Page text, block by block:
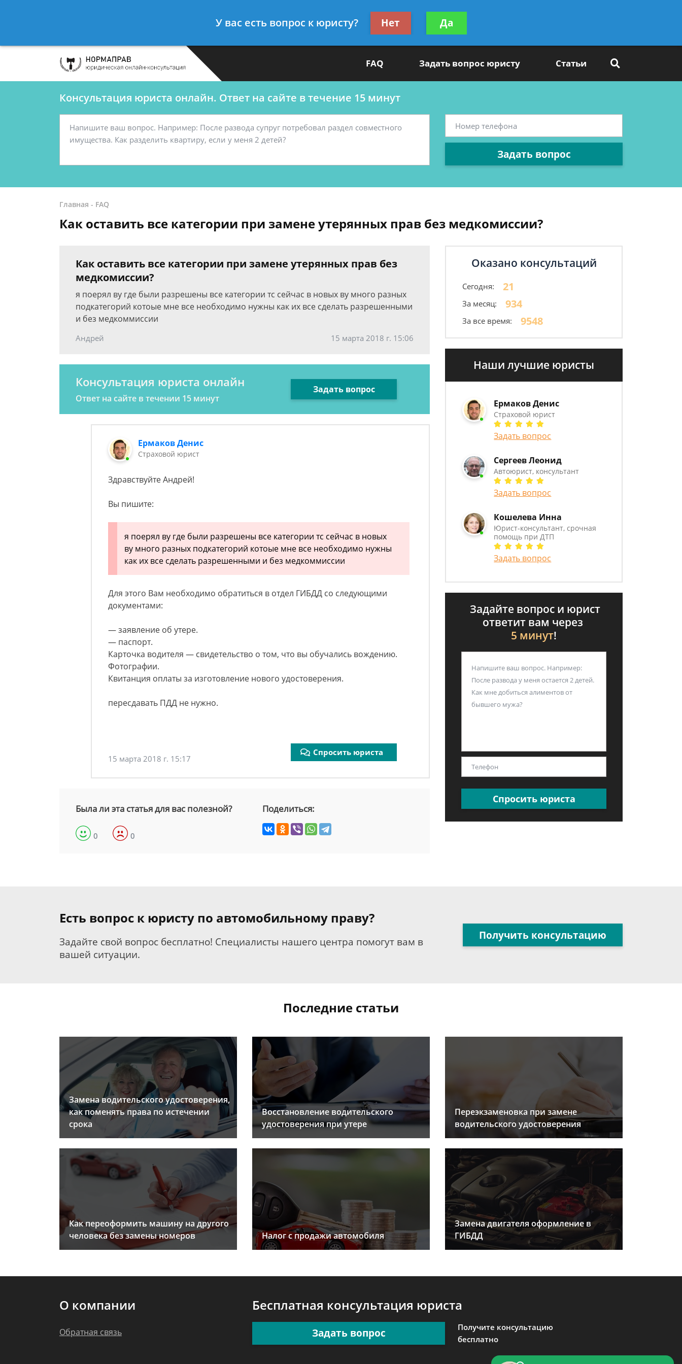
- Автоюрист, консультант
Получите консультацию
бесплатно
FAQ Задать вопрос юристу Статьи
Консультация юриста онлайн. Ответ на сайте в течение 15 минут
Задать вопрос
Главная - FAQ
Как оставить все категории при замене утерянных прав без медкомиссии?
Как оставить все категории при замене утерянных прав без
медкомиссии?
я поерял ву где были разрешены все категории тс сейчас в новых ву много разных
подкатегорий котоые мне все необходимо нужны как их все сделать разрешенными
и без медкоммиссии
Андрей 15 марта 2018 г. 15:06
Консультация юриста онлайн
Ответ на сайте в течении 15 минут
Задать вопрос
Ермаков Денис
Страховой юрист
Здравствуйте Андрей!
Вы пишите:
я поерял ву где были разрешены все категории тс сейчас в новых
ву много разных подкатегорий котоые мне все необходимо нужны
как их все сделать разрешенными и без медкоммиссии
Для этого Вам необходимо обратиться в отдел ГИБДД со следующими
документами:
— заявление об утере.
— паспорт.
Карточка водителя — свидетельство о том, что вы обучались вождению.
Фотографии.
Квитанция оплаты за изготовление нового удостоверения.
пересдавать ПДД не нужно.
15 марта 2018 г. 15:17
Спросить юриста
Была ли эта статья для вас полезной?
0 0
Поделиться:
Оказано консультаций
Сегодня: 21
За месяц: 934
За все время: 9548
Наши лучшие юристы
Ермаков Денис
Страховой юрист
Задать вопрос
Сергеев Леонид
Автоюрист, консультант
Задать вопрос
Кошелева Инна
Юрист-консультант, срочная
помощь при ДТП
Задать вопрос
Задайте вопрос и юрист
ответит вам через
5 минут!
Спросить юриста
Есть вопрос к юристу по автомобильному праву?
Задайте свой вопрос бесплатно! Специалисты нашего центра помогут вам в
вашей ситуации.
Получить консультацию
Последние статьи
Замена водительского удостоверения,
как поменять права по истечении
срока
Восстановление водительского
удостоверения при утере
Переэкзаменовка при замене
водительского удостоверения
Как переоформить машину на другого
человека без замены номеров
Налог с продажи автомобиля
Замена двигателя оформление в
ГИБДД
О компании
Обратная связь
Бесплатная консультация юриста
Задать вопрос
Получите консультацию
бесплатно
У вас есть вопрос к юристу? Нет Да